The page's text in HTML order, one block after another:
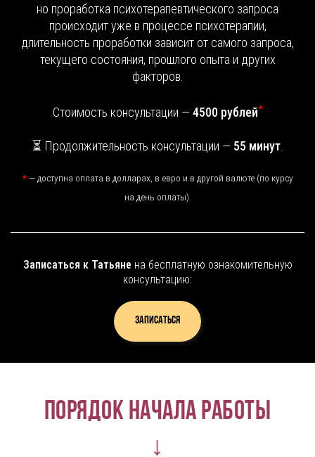
но проработка психотерапевтического запроса
происходит уже в процессе психотерапии,
длительность проработки зависит от самого запроса,
текущего состояния, прошлого опыта и других
факторов.
Стоимость консультации —4500 рублей*
⏳ Продолжительность консультации — 55 минут.
* — доступна оплата в долларах, в евро и в другой валюте (по курсу
на день оплаты).
Записаться к Татьяне на бесплатную ознакомительную
консультацию:
Записаться
Порядок начала работы
↓